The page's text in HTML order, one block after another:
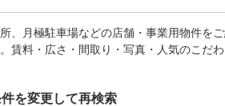
、月極駐車場などの店舗・事業用物件を
賃料・広さ・間取り・写真・人気のこだ
を変更して再検索